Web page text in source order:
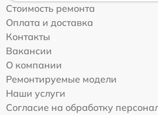
Стоимость ремонта
Оплата и доставка
Контакты
Вакансии
О компании
Ремонтируемые модели
Наши услуги
Согласие на обработку